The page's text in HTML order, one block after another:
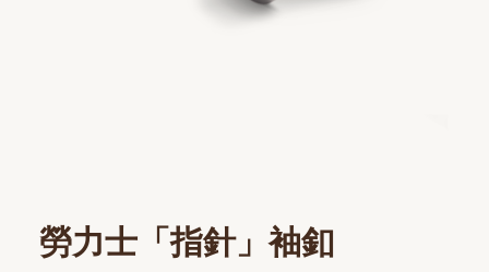
勞力士「指針」袖釦